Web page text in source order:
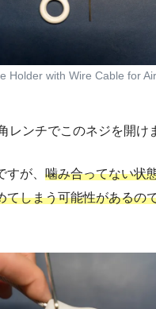
Holder with Wire Cable for
レンチでこのネジを開け
が、 噛み合ってない状
てしまう可能性があるの